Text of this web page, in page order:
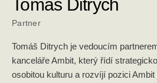
Tomáš Ditrych
Partner
Tomáš Ditrych je vedoucím
kanceláře Ambit, který řídí
osobitou kulturu a rozvíjí pozici